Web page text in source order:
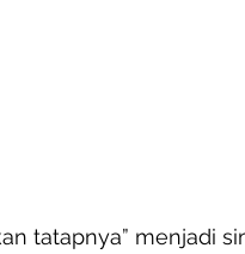
tatapnya” menjadi